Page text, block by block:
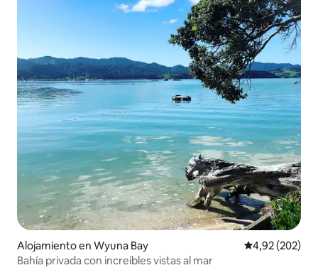
Alojamiento en Wyuna Bay Calificación
4,92 (202)
Bahía privada con increíbles vistas al mar